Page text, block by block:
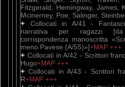
Fitzgerald, Hemingway, James,
Mcinerney, Poe, Salinger,
+ Collocati in A/41 -
narrativa per ragazzi
corrispondenza manoscritta
meno Pavese (A/55)»]+MAP +++
+ Collocati in A/42 - Scrittori
Hugo+MAP +++
+Collocati in A/43 - Scrittori
R+MAP +++